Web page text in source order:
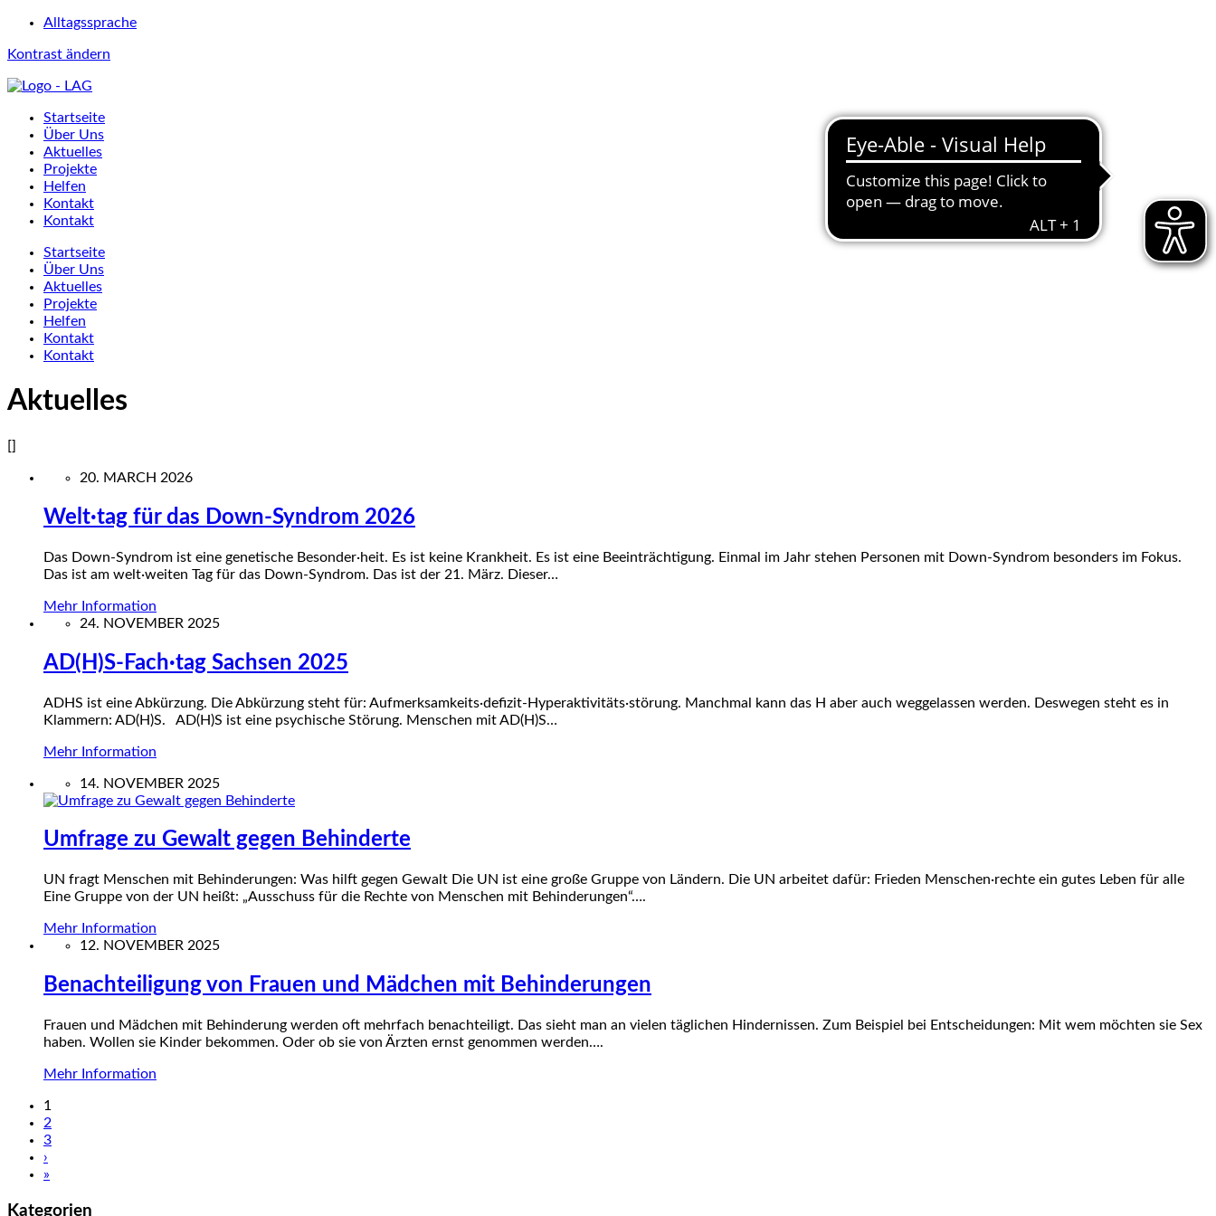
Alltagssprache
Kontrast ändern
Startseite
Über Uns
Aktuelles
Projekte
Helfen
Kontakt
Kontakt
Startseite
Über Uns
Aktuelles
Projekte
Helfen
Kontakt
Kontakt
Aktuelles
[]
20. MARCH 2026
Welt·tag für das Down-Syndrom 2026
Das Down-Syndrom ist eine genetische Besonder·heit. Es ist keine Krankheit. Es ist eine Beeinträchtigung. Einmal im Jahr stehen Personen mit Down-Syndrom besonders im Fokus.
Das ist am welt·weiten Tag für das Down-Syndrom. Das ist der 21. März. Dieser…
Mehr Information
24. NOVEMBER 2025
AD(H)S-Fach·tag Sachsen 2025
ADHS ist eine Abkürzung. Die Abkürzung steht für: Aufmerksamkeits·defizit-Hyperaktivitäts·störung. Manchmal kann das H aber auch weggelassen werden. Deswegen steht es in
Klammern: AD(H)S. AD(H)S ist eine psychische Störung. Menschen mit AD(H)S…
Mehr Information
14. NOVEMBER 2025
Umfrage zu Gewalt gegen Behinderte
UN fragt Menschen mit Behinderungen: Was hilft gegen Gewalt Die UN ist eine große Gruppe von Ländern. Die UN arbeitet dafür: Frieden Menschen·rechte ein gutes Leben für alle
Eine Gruppe von der UN heißt: „Ausschuss für die Rechte von Menschen mit Behinderungen“….
Mehr Information
12. NOVEMBER 2025
Benachteiligung von Frauen und Mädchen mit Behinderungen
Frauen und Mädchen mit Behinderung werden oft mehrfach benachteiligt. Das sieht man an vielen täglichen Hindernissen. Zum Beispiel bei Entscheidungen: Mit wem möchten sie Sex
haben. Wollen sie Kinder bekommen. Oder ob sie von Ärzten ernst genommen werden….
Mehr Information
1
2
3
›
»
Kategorien